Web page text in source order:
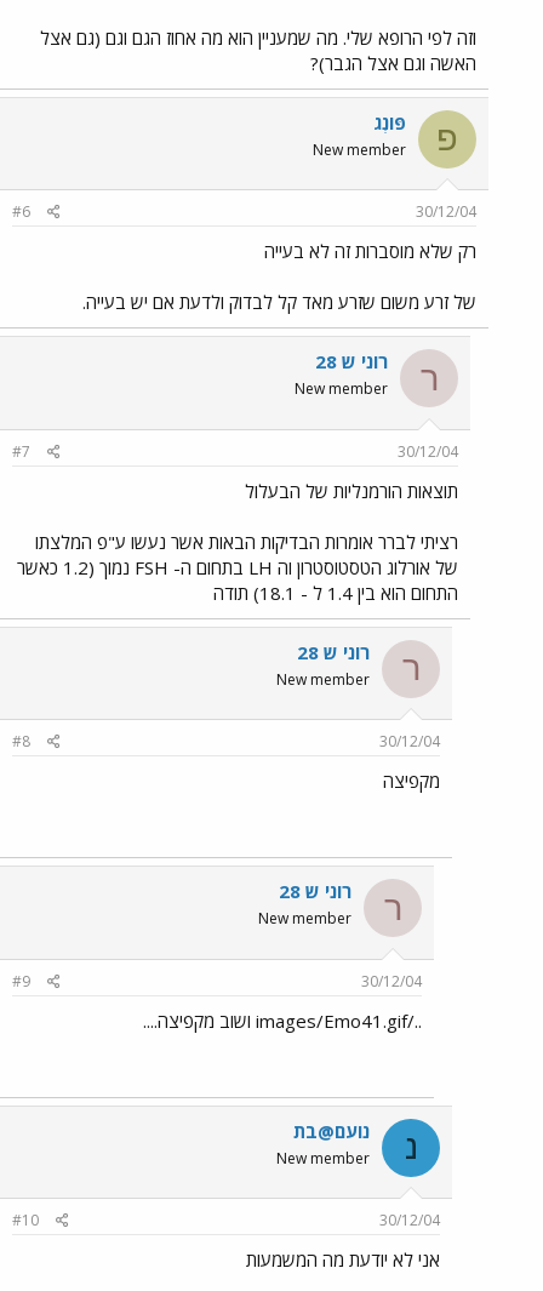
וזה לפי הרופא שלי. מה שמעניין הוא מה אחוז הגם וגם (גם אצל
האשה וגם אצל הגבר)?
פ פּוֹנְג
New member
30/12/04
#6
רק שלא מוסברות זה לא בעייה
של זרע משום שזרע מאד קל לבדוק ולדעת אם יש בעייה.
ר רוני ש 28
New member
30/12/04
#7
תוצאות הורמנליות של הבעלול
רציתי לברר אומרות הבדיקות הבאות אשר נעשו ע"פ המלצתו
של אורלוג הטסטוסטרון וה LH בתחום ה- FSH נמוך (1.2 כאשר
התחום הוא בין 1.4 ל - 18.1) תודה
ר רוני ש 28
New member
30/12/04
#8
מקפיצה
ר רוני ש 28
New member
30/12/04
#9
../images/Emo41.gif ושוב מקפיצה....
נ נועם@בת
New member
30/12/04
#10
אני לא יודעת מה המשמעות